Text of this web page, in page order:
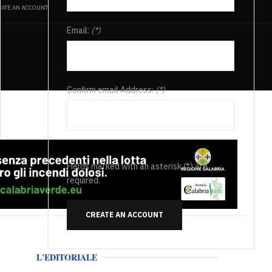
AN ACCOUNT
Email: (*)
Confirm email Address:(*)
Fields marked with an asterisk (*) are
required.
CREATE AN ACCOUNT
L'EDITORIALE